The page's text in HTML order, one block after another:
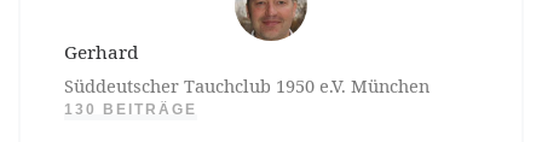
Gerhard
Süddeutscher Tauchclub 1950 e.V. München
130 BEITRÄGE